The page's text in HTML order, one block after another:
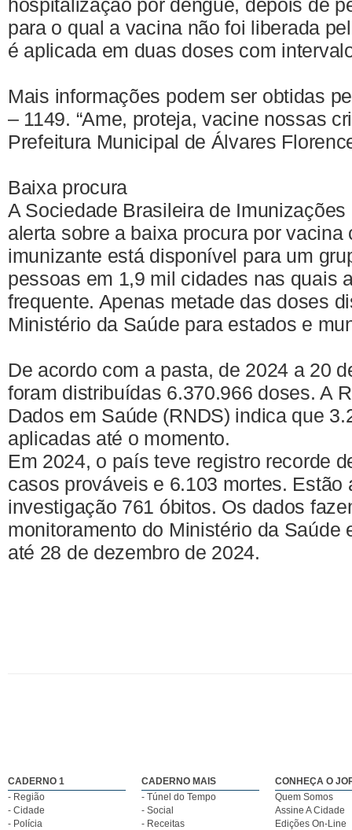
hospitalização por dengue, depois de
para o qual a vacina não foi liberada
é aplicada em duas doses com
Mais informações podem ser obtidas
– 1149. “Ame, proteja, vacine nossas
Prefeitura Municipal de Álvares
Baixa procura
A Sociedade Brasileira de
alerta sobre a baixa procura por vacina
imunizante está disponível para um
pessoas em 1,9 mil cidades nas quais
frequente. Apenas metade das doses
Ministério da Saúde para estados e
De acordo com a pasta, de 2024 a 20
foram distribuídas 6.370.966 doses. A
Dados em Saúde (RNDS) indica que
aplicadas até o momento.
Em 2024, o país teve registro recorde
casos prováveis e 6.103 mortes. Estão
investigação 761 óbitos. Os dados
monitoramento do Ministério da Saúde
até 28 de dezembro de 2024.
CADERNO 1
- Região
- Cidade
- Polícia
CADERNO MAIS
- Túnel do Tempo
- Social
- Receitas
CONHEÇA O
Quem Somos
Assine A Cidade
Edições On-Line